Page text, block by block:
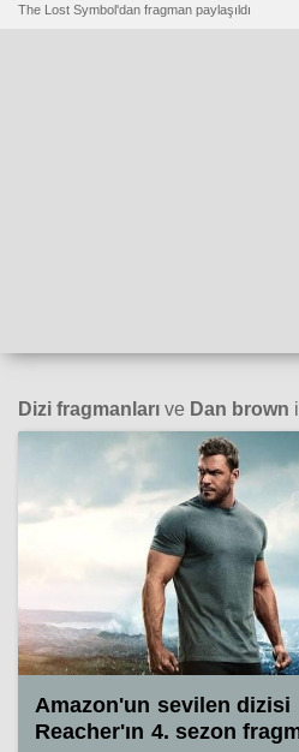
The Lost Symbol'dan fragman paylaşıldı
Dizi fragmanları ve Dan brown
Amazon'un sevilen dizisi
Reacher'ın 4. sezon